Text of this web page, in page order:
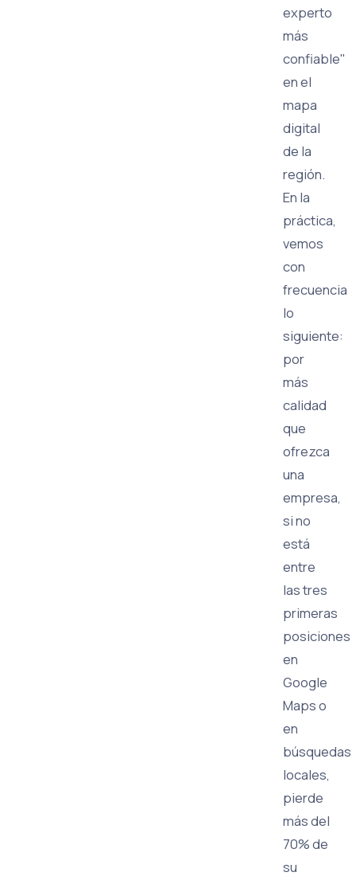
experto
más
confiable"
en el
mapa
digital
de la
región.
En la
práctica,
vemos
con
frecuencia
lo
siguiente:
por
más
calidad
que
ofrezca
una
empresa,
si no
está
entre
las tres
primeras
posiciones
en
Google
Maps o
en
búsquedas
locales,
pierde
más del
70% de
su